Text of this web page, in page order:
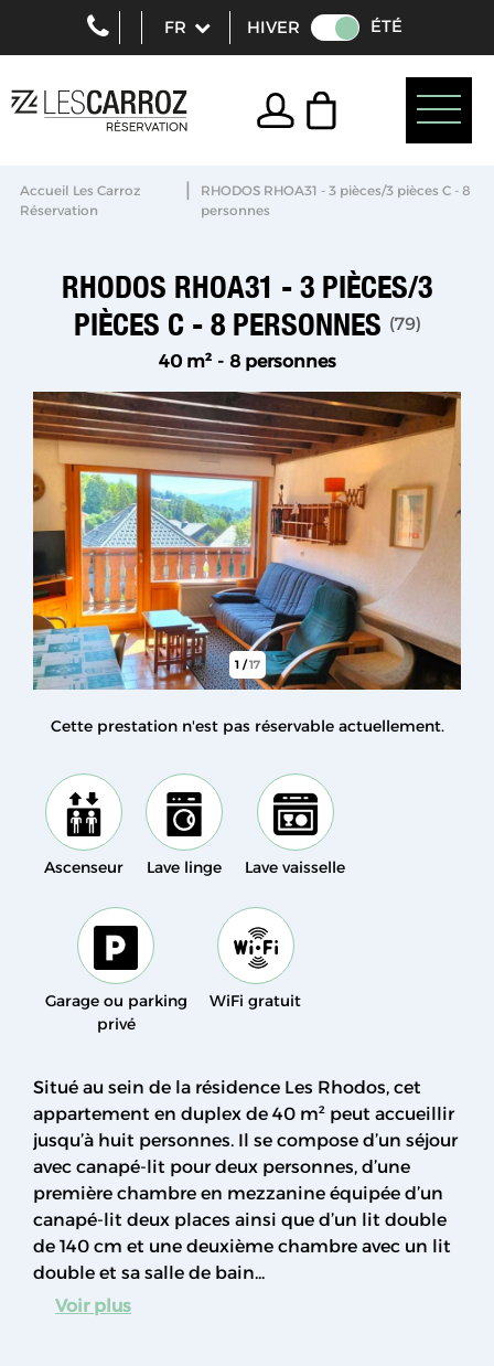
HIVER ÉTÉ
Accueil Les Carroz
Réservation
|
RHODOS RHOA31 - 3 pièces/3 pièces C - 8
personnes
RHODOS RHOA31 - 3 PIÈCES/3
PIÈCES C - 8 PERSONNES (79)
40 m² 8 personnes
1/17
Cette prestation n'est pas réservable actuellement.
Ascenseur Lave linge Lave vaisselle
Garage ou parking
privé
WiFi gratuit
Situé au sein de la résidence Les Rhodos, cet
appartement en duplex de 40 m² peut accueillir
jusqu’à huit personnes. Il se compose d’un séjour
avec canapé-lit pour deux personnes, d’une
première chambre en mezzanine équipée d’un
canapé-lit deux places ainsi que d’un lit double
de 140 cm et une deuxième chambre avec un lit
double et sa salle de bain...
Voir plus